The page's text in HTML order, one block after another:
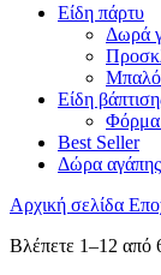
Είδη πάρτυ
Δωρά
Είδη
Φόρμα
Best Seller
Δώρα αγάπης
Αρχική σελίδα
Βλέπετε 1–12 από